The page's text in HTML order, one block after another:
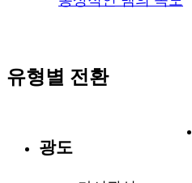
유형별 전환
광도